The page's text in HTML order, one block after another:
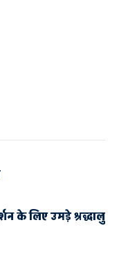
के लिए उमड़े श्रद्धालु